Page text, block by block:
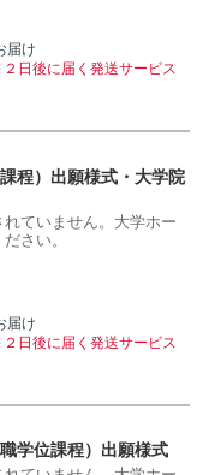
届け
日後に届く発送サービス
程）出願様式・大学院
ていません。大学ホー
さい。
届け
日後に届く発送サービス
学位課程）出願様式